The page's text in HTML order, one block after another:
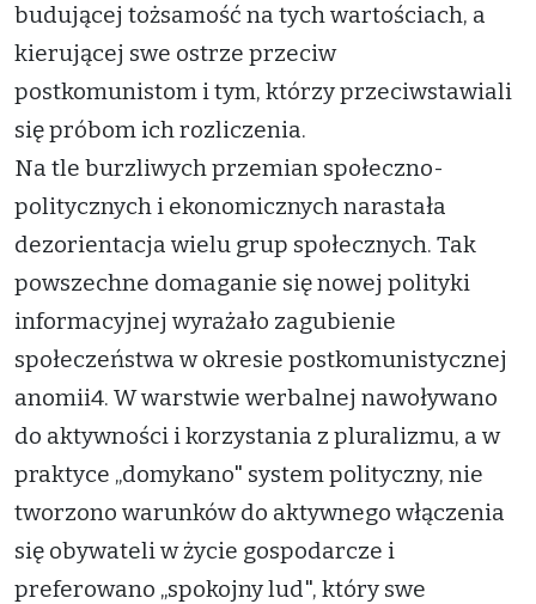
budującej tożsamość na tych wartościach, a
kierującej swe ostrze przeciw
postkomunistom i tym, którzy przeciwstawiali
się próbom ich rozliczenia.
Na tle burzliwych przemian społeczno-
politycznych i ekonomicznych narastała
dezorientacja wielu grup społecznych. Tak
powszechne domaganie się nowej polityki
informacyjnej wyrażało zagubienie
społeczeństwa w okresie postkomunistycznej
anomii4. W warstwie werbalnej nawoływano
do aktywności i korzystania z pluralizmu, a w
praktyce „domykano" system polityczny, nie
tworzono warunków do aktywnego włączenia
się obywateli w życie gospodarcze i
preferowano „spokojny lud", który swe